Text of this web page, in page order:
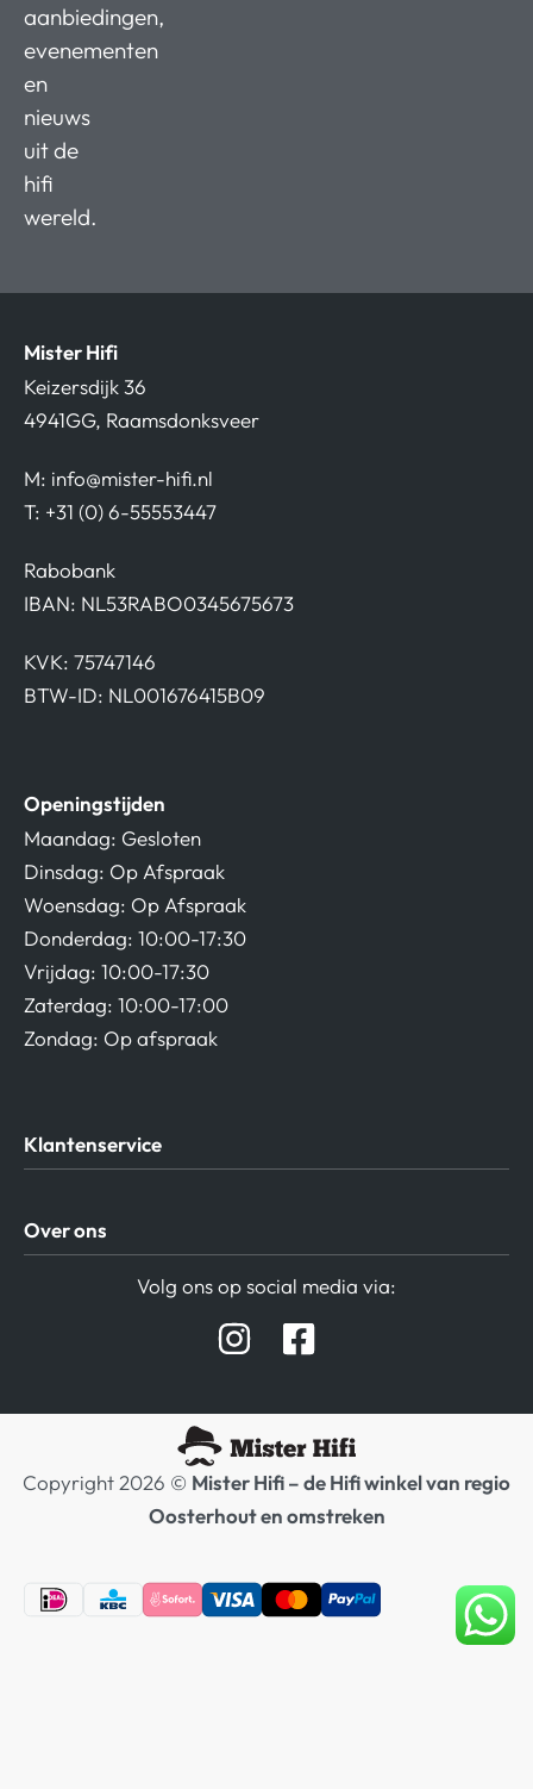
aanbiedingen,
evenementen
en
nieuws
uit de
hifi
wereld.
Mister Hifi
Keizersdijk 36
4941GG, Raamsdonksveer
M: info@mister-hifi.nl
T: +31 (0) 6-55553447
Rabobank
IBAN: NL53RABO0345675673
KVK: 75747146
BTW-ID: NL001676415B09
Openingstijden
Maandag: Gesloten
Dinsdag: Op Afspraak
Woensdag: Op Afspraak
Donderdag: 10:00-17:30
Vrijdag: 10:00-17:30
Zaterdag: 10:00-17:00
Zondag: Op afspraak
Klantenservice
Privacy beleid
Verzending / Retour
Over ons
Hifi winkel Raamsdonksveer
Volg ons op social media via:
Copyright 2026 © Mister Hifi – de Hifi winkel van regio
Oosterhout en omstreken